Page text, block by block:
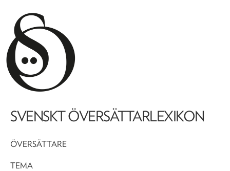
SVENSKT ÖVERSÄTTARLEXIKON
ÖVERSÄTTARE
TEMA